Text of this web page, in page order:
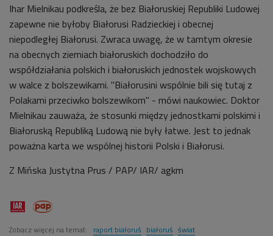
Ihar Mielnikau podkreśla, że bez Białoruskiej Republiki Ludowej
zapewne nie byłoby Białorusi Radzieckiej i obecnej
niepodległej Białorusi. Zwraca uwagę, że w tamtym okresie
na obecnych ziemiach białoruskich dochodziło do
współdziałania polskich i białoruskich jednostek wojskowych
w walce z bolszewikami. "Białorusini wspólnie bili się tutaj z
Polakami przeciwko bolszewikom" - mówi naukowiec. Doktor
Mielnikau zauważa, że stosunki między jednostkami polskimi i
Białoruską Republiką Ludową nie były łatwe. Jest to jednak
poważna karta we wspólnej historii Polski i Białorusi.
Z Mińska Justytna Prus / PAP/ IAR/ agkm
Zobacz więcej na temat: raport białoruś białoruś świat